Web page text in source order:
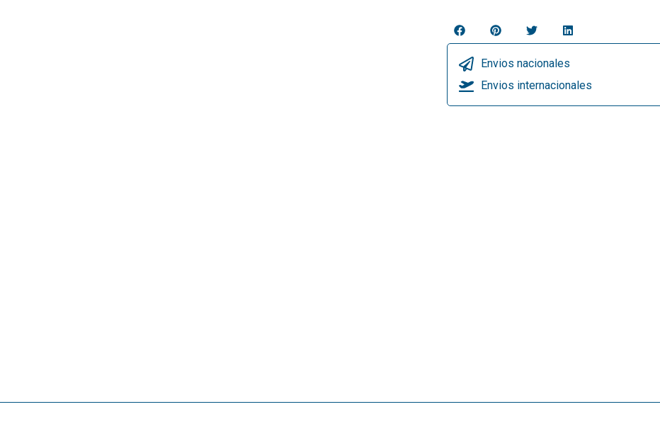
Envios nacionales
Envios internacionales